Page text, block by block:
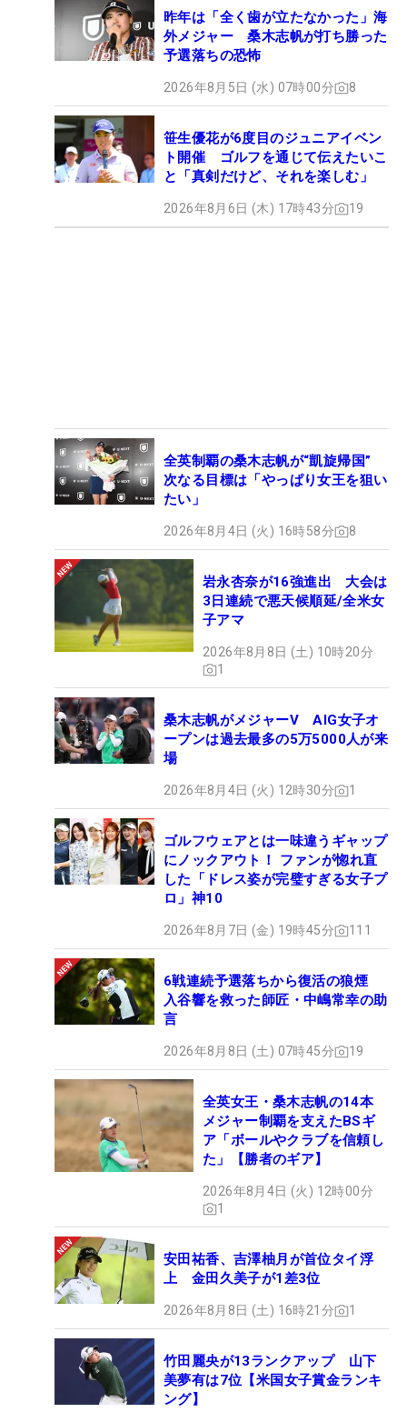
昨年は「全く歯が立たなかった」海
外メジャー 桑木志帆が打ち勝った
予選落ちの恐怖
2026年8月5日 (水) 07時00分 8
笹生優花が6度目のジュニアイベン
ト開催 ゴルフを通じて伝えたいこ
と「真剣だけど、それを楽しむ」
2026年8月6日 (木) 17時43分 19
全英制覇の桑木志帆が“凱旋帰国”
次なる目標は「やっぱり女王を狙い
たい」
2026年8月4日 (火) 16時58分 8
岩永杏奈が16強進出 大会は
3日連続で悪天候順延/全米女
子アマ
2026年8月8日 (土) 10時20分
1
桑木志帆がメジャーV AIG女子オ
ープンは過去最多の5万5000人が来
場
2026年8月4日 (火) 12時30分 1
ゴルフウェアとは一味違うギャップ
にノックアウト！ ファンが惚れ直
した「ドレス姿が完璧すぎる女子プ
ロ」神10
2026年8月7日 (金) 19時45分 111
6戦連続予選落ちから復活の狼煙
入谷響を救った師匠・中嶋常幸の助
言
2026年8月8日 (土) 07時45分 19
全英女王・桑木志帆の14本
メジャー制覇を支えたBSギ
ア「ボールやクラブを信頼し
た」【勝者のギア】
2026年8月4日 (火) 12時00分
1
安田祐香、吉澤柚月が首位タイ浮
上 金田久美子が1差3位
2026年8月8日 (土) 16時21分 1
竹田麗央が13ランクアップ 山下
美夢有は7位【米国女子賞金ランキ
ング】